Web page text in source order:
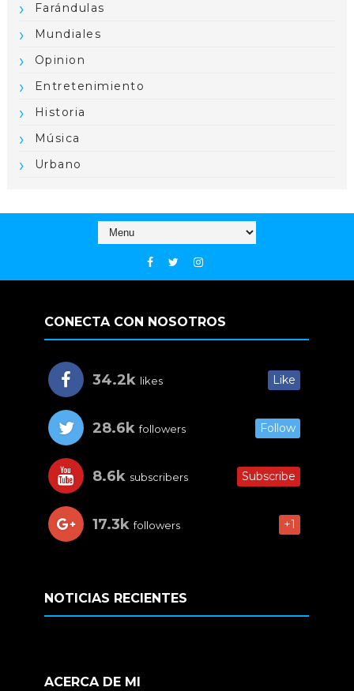
Farándulas
Mundiales
Opinion
Entretenimiento
Historia
Música
Urbano
CONECTA CON NOSOTROS
34.2k likes Like
28.6k followers Follow
8.6k subscribers Subscribe
17.3k followers +1
NOTICIAS RECIENTES
ACERCA DE MI